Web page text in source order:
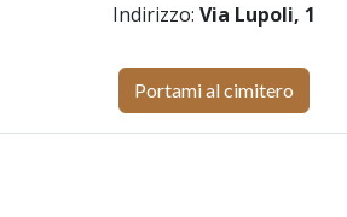
Indirizzo: Via Lupoli, 1
Portami al cimitero